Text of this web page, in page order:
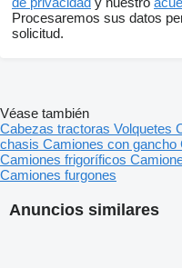
Procesaremos sus datos
solicitud.
Anuncios similares
Véase también
Cabezas tractoras Volquetes
chasis Camiones con gancho
Camiones frigoríficos
Camiones furgones